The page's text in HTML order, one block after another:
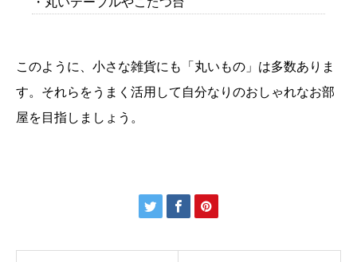
このように、小さな雑貨にも「丸いもの」は多数ありま
す。それらをうまく活用して自分なりのおしゃれなお部
屋を目指しましょう。
  